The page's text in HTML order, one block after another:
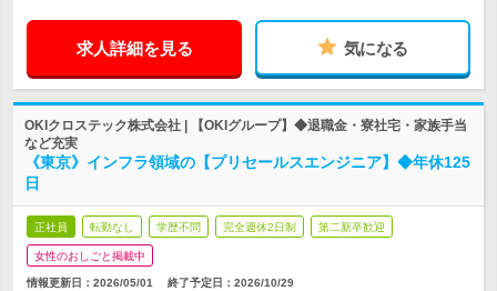
求人詳細を見る 気になる
OKIクロステック株式会社 | 【OKIグループ】◆退職金・寮社宅・家族手当
など充実
《東京》インフラ領域の【プリセールスエンジニア】◆年休125
日
正社員 転勤なし 学歴不問 完全週休2日制 第二新卒歓迎
女性のおしごと掲載中
情報更新日：2026/05/01 終了予定日： 2026/10/29